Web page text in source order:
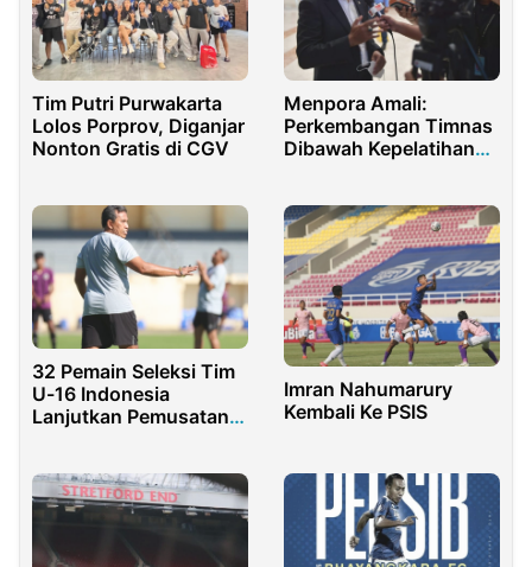
Tim Putri Purwakarta
Lolos Porprov, Diganjar
Nonton Gratis di CGV
Menpora Amali:
Perkembangan Timnas
Dibawah Kepelatihan
32 Pemain Seleksi Tim
U-16 Indonesia
Lanjutkan Pemusatan
Imran Nahumarury
Kembali Ke PSIS